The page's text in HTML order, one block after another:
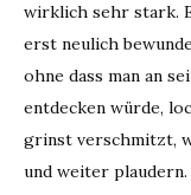
wirklich sehr stark.
erst neulich
ohne dass man an
entdecken würde,
grinst verschmitzt,
und weiter plaudern.